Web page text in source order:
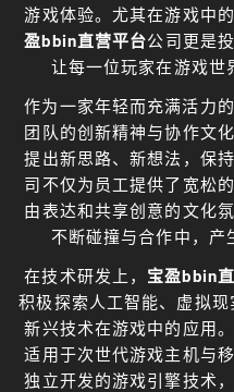
游戏体验。尤其在游戏中
盈bbin直营平台公司更是
让每一位玩家在游戏世
作为一家年轻而充满活力的
团队的创新精神与协作文
提出新思路、新想法，保
司不仅为员工提供了宽松
由表达和共享创意的文化
不断碰撞与合作中，产
在技术研发上， 宝盈bbin
积极探索人工智能、虚拟
新兴技术在游戏中的应用
适用于次世代游戏主机与
独立开发的游戏引擎技术